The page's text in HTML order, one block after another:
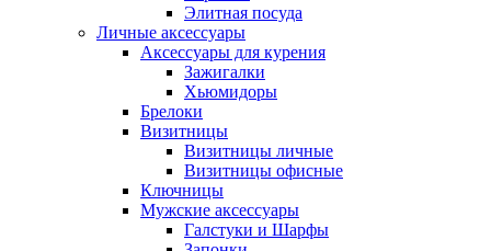
Элитная посуда
Личные аксессуары
Аксессуары для курения
Зажигалки
Хьюмидоры
Брелоки
Визитницы
Визитницы личные
Визитницы офисные
Ключницы
Мужские аксессуары
Галстуки и Шарфы